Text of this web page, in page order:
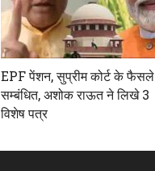
EPF पेंशन, सुप्रीम कोर्ट के फैसले
सम्बंधित, अशोक राऊत ने लिखे 3
विशेष पत्र